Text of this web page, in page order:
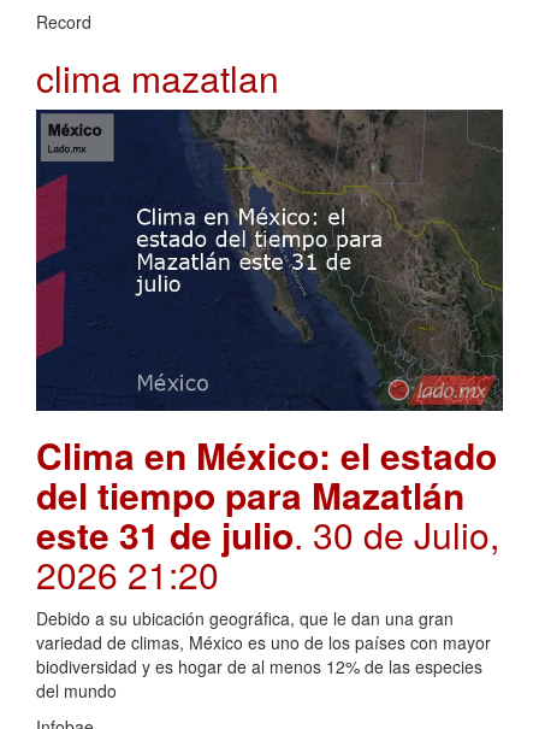
Record
clima mazatlan
Clima en México: el estado
del tiempo para Mazatlán
este 31 de julio. 30 de Julio,
2026 21:20
Debido a su ubicación geográfica, que le dan una gran
variedad de climas, México es uno de los países con mayor
biodiversidad y es hogar de al menos 12% de las especies
del mundo